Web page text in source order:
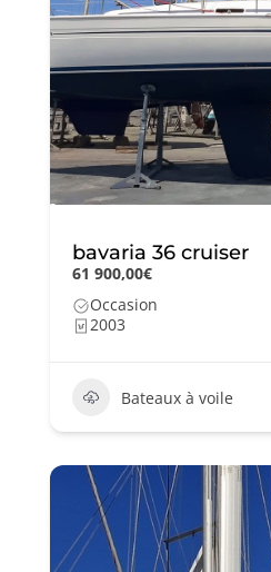
bavaria 36 cruiser
61 900,00€
Occasion
2003
Bateaux à voile